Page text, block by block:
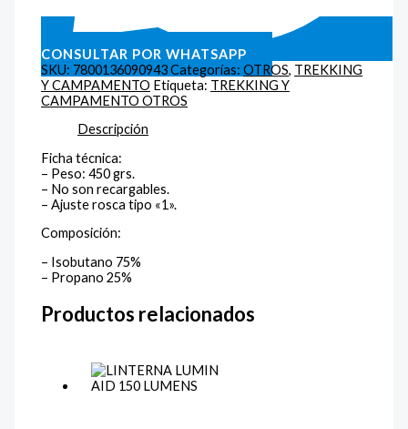
CONSULTAR POR WHATSAPP
SKU: 7800136090943Categorías:OTROS, TREKKING
Y CAMPAMENTO Etiqueta: TREKKING Y
CAMPAMENTO OTROS
Descripción
Ficha técnica:
– Peso: 450 grs.
– No son recargables.
– Ajuste rosca tipo «1».
Composición:
– Isobutano 75%
– Propano 25%
Productos relacionados